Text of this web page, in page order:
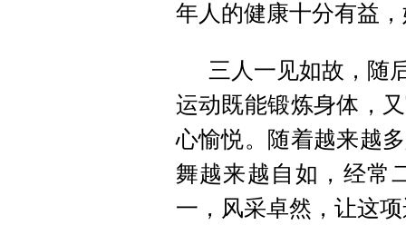
年人的健康十分有益
三人一见如故，随
运动既能锻炼身体，
心愉悦。随着越来越
舞越来越自如，经常
一，风采卓然，让这